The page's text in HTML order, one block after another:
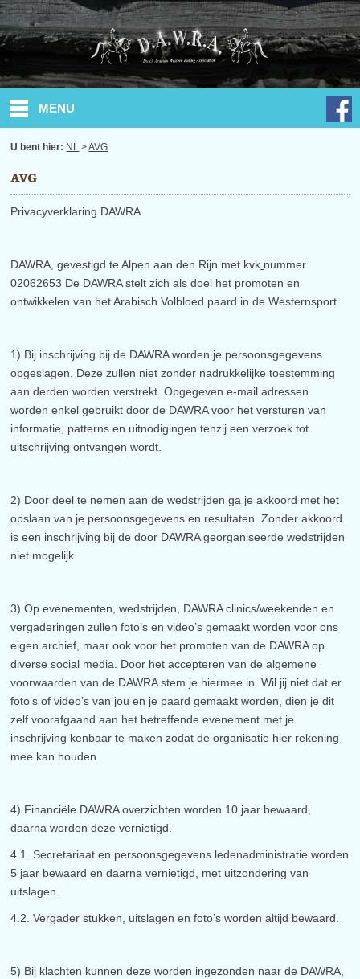
MENU
U bent hier: NL >AVG
Privacyverklaring DAWRA
DAWRA, gevestigd te Alpen aan den Rijn met kvk nummer
02062653 De DAWRA stelt zich als doel het promoten en
ontwikkelen van het Arabisch Volbloed paard in de Westernsport.
1) Bij inschrijving bij de DAWRA worden je persoonsgegevens
opgeslagen. Deze zullen niet zonder nadrukkelijke toestemming
aan derden worden verstrekt. Opgegeven e-mail adressen
worden enkel gebruikt door de DAWRA voor het versturen van
informatie, patterns en uitnodigingen tenzij een verzoek tot
uitschrijving ontvangen wordt.
2) Door deel te nemen aan de wedstrijden ga je akkoord met het
opslaan van je persoonsgegevens en resultaten. Zonder akkoord
is een inschrijving bij de door DAWRA georganiseerde wedstrijden
niet mogelijk.
3) Op evenementen, wedstrijden, DAWRA clinics/weekenden en
vergaderingen zullen foto’s en video’s gemaakt worden voor ons
eigen archief, maar ook voor het promoten van de DAWRA op
diverse social media. Door het accepteren van de algemene
voorwaarden van de DAWRA stem je hiermee in. Wil jij niet dat er
foto’s of video’s van jou en je paard gemaakt worden, dien je dit
zelf voorafgaand aan het betreffende evenement met je
inschrijving kenbaar te maken zodat de organisatie hier rekening
mee kan houden.
4) Financiële DAWRA overzichten worden 10 jaar bewaard,
daarna worden deze vernietigd.
4.1. Secretariaat en persoonsgegevens ledenadministratie worden
5 jaar bewaard en daarna vernietigd, met uitzondering van
uitslagen.
4.2. Vergader stukken, uitslagen en foto’s worden altijd bewaard.
5) Bij klachten kunnen deze worden ingezonden naar de DAWRA,